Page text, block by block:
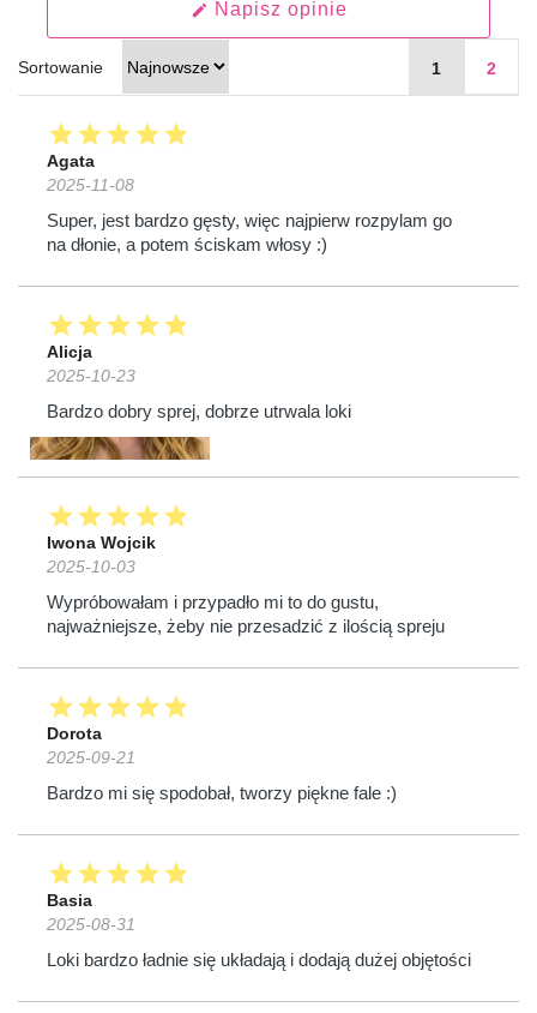
edit Napisz opinie
Sortowanie 1 2
starstarstarstarstar
Agata
2025-11-08
Super, jest bardzo gęsty, więc najpierw rozpylam go
na dłonie, a potem ściskam włosy :)
starstarstarstarstar
Alicja
2025-10-23
Bardzo dobry sprej, dobrze utrwala loki
starstarstarstarstar
Iwona Wojcik
2025-10-03
Wypróbowałam i przypadło mi to do gustu,
najważniejsze, żeby nie przesadzić z ilością spreju
starstarstarstarstar
Dorota
2025-09-21
Bardzo mi się spodobał, tworzy piękne fale :)
starstarstarstarstar
Basia
2025-08-31
Loki bardzo ładnie się układają i dodają dużej objętości